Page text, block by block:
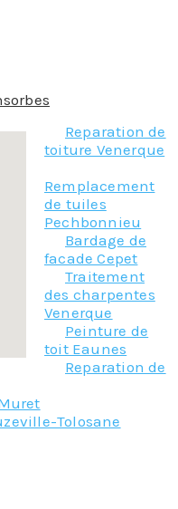
Reparation de
toiture Venerque
Remplacement
de tuiles
Pechbonnieu
Bardage de
facade Cepet
Traitement
des charpentes
Venerque
Peinture de
toit Eaunes
Reparation de
Tolosane